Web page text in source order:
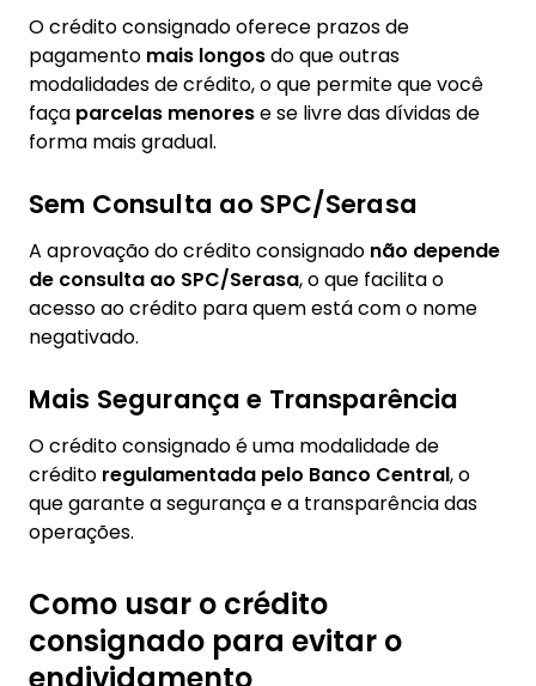
O crédito consignado oferece prazos de
pagamento mais longosdo que outras
modalidades de crédito, o que permite que você
faça parcelas menorese se livre das dívidas de
forma mais gradual.
Sem Consulta ao SPC/Serasa
A aprovação do crédito consignado não depende
de consulta ao SPC/Serasa, o que facilita o
acesso ao crédito para quem está com o nome
negativado.
Mais Segurança e Transparência
O crédito consignado é uma modalidade de
crédito regulamentada pelo Banco Central, o
que garante a segurança e a transparência das
operações.
Como usar o crédito
consignado para evitar o